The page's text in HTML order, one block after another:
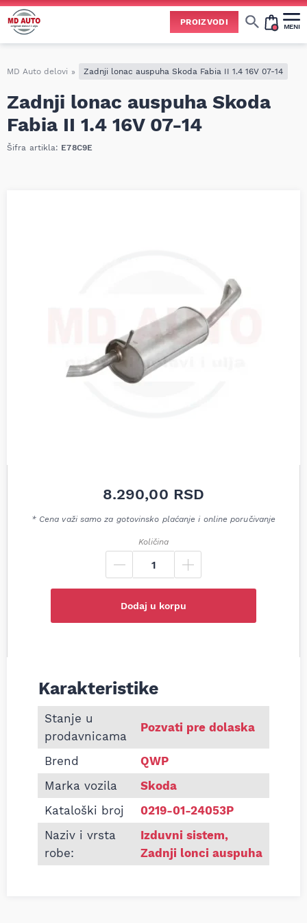
PROIZVODI MENI
MD Auto delovi » Zadnji lonac auspuha Skoda Fabia II 1.4 16V 07-14
Zadnji lonac auspuha Skoda
Fabia II 1.4 16V 07-14
Šifra artikla: E78C9E
8.290,00 RSD
* Cena važi samo za gotovinsko plaćanje i online poručivanje
Količina
Dodaj u korpu
Informacije o Zadnji lonac auspuha Skoda Fabia II
Karakteristike
Stanje u
prodavnicama
Pozvati pre dolaska
Brend
QWP
Marka vozila
Skoda
Kataloški broj
0219-01-24053P
Naziv i vrsta
robe:
Izduvni sistem,
Zadnji lonci auspuha